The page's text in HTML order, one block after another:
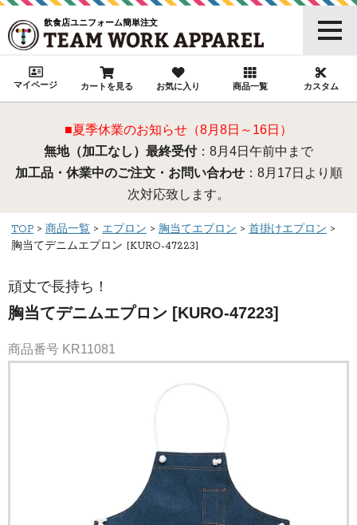
飲食店ユニフォーム簡単注文
マイページ カートを見る お気に入り 商品一覧 カスタム
■夏季休業のお知らせ（8月8日～16日）
無地（加工なし）最終受付：8月4日午前中まで
加工品・休業中のご注文・お問い合わせ：8月17日より順
次対応致します。
TOP 商品一覧 エプロン 胸当てエプロン
首掛けエプロン
胸当てデニムエプロン [KURO-47223]
頑丈で長持ち！
胸当てデニムエプロン [KURO-47223]
商品番号 KR11081